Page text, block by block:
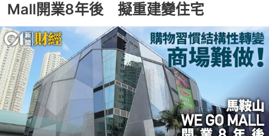
Mall開業8年後 擬重建變住宅